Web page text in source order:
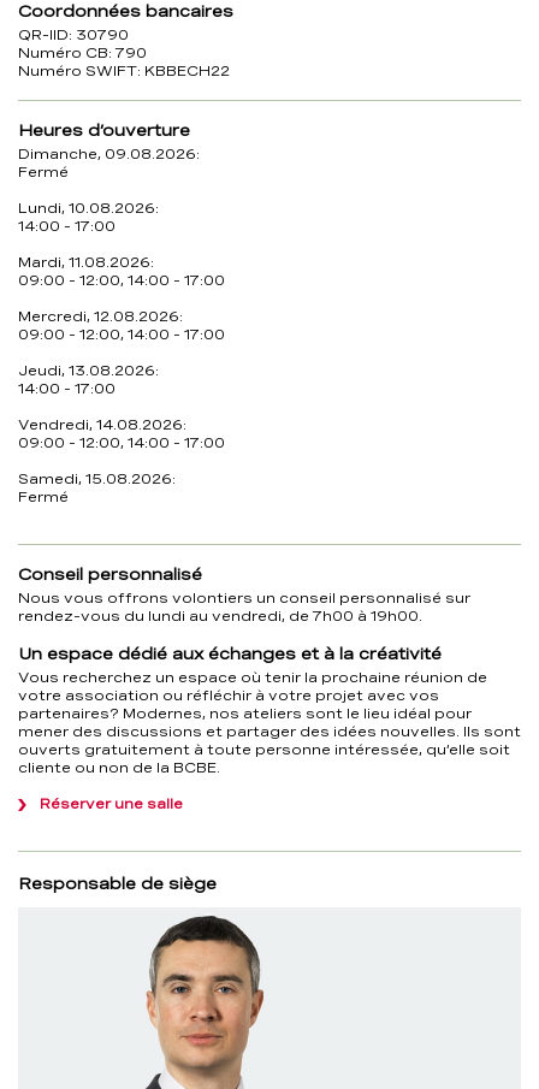
Coordonnées bancaires
QR-IID: 30790
Numéro CB: 790
Numéro SWIFT: KBBECH22
Heures d’ouverture
Dimanche, 09.08.2026:
Fermé
Lundi, 10.08.2026:
14:00 - 17:00
Mardi, 11.08.2026:
09:00 - 12:00, 14:00 - 17:00
Mercredi, 12.08.2026:
09:00 - 12:00, 14:00 - 17:00
Jeudi, 13.08.2026:
14:00 - 17:00
Vendredi, 14.08.2026:
09:00 - 12:00, 14:00 - 17:00
Samedi, 15.08.2026:
Fermé
Conseil personnalisé
Nous vous offrons volontiers un conseil personnalisé sur
rendez-vous du lundi au vendredi, de 7h00 à 19h00.
Un espace dédié aux échanges et à la créativité
Vous recherchez un espace où tenir la prochaine réunion de
votre association ou réfléchir à votre projet avec vos
partenaires? Modernes, nos ateliers sont le lieu idéal pour
mener des discussions et partager des idées nouvelles. Ils sont
ouverts gratuitement à toute personne intéressée, qu’elle soit
cliente ou non de la BCBE.
Réserver une salle
Responsable de siège